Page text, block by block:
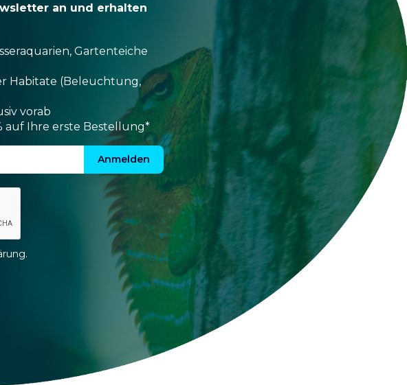
an und erhalten
Gartenteiche
Habitate (Beleuchtung,
vorab
auf Ihre erste Bestellung*
Anmelden
.